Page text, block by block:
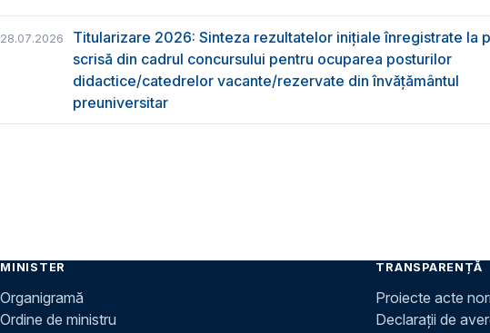
28.07.2026
Titularizare 2026: Sinteza rezultatelor inițiale înregistrate la
scrisă din cadrul concursului pentru ocuparea posturilor
didactice/catedrelor vacante/rezervate din învăţământul
preuniversitar
MINISTER
Organigramă
Ordine de ministru
TRANSPARENȚĂ
Proiecte acte
Declarații de